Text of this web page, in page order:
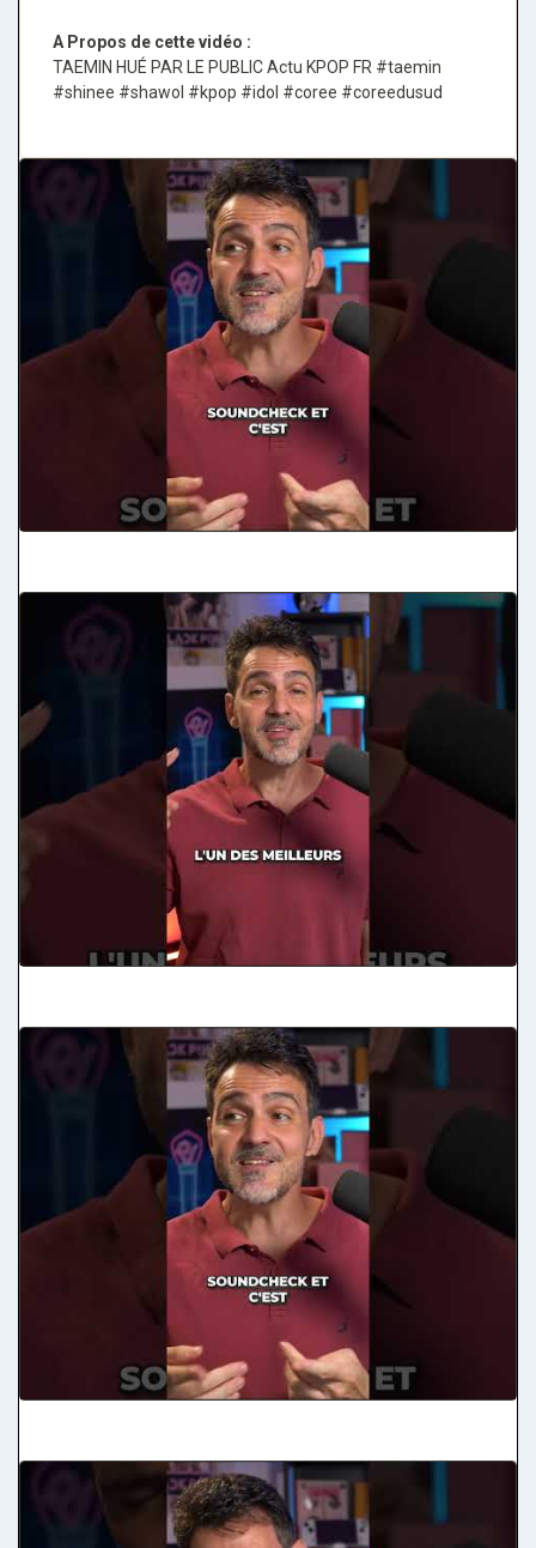
A Propos de cette vidéo :
TAEMIN HUÉ PAR LE PUBLIC Actu KPOP FR #taemin
#shinee #shawol #kpop #idol #coree #coreedusud